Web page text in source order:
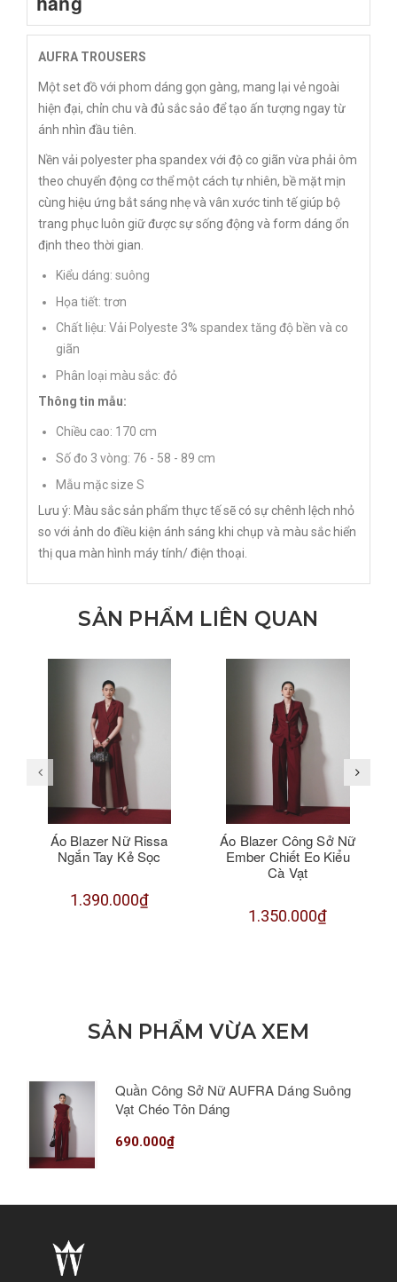
AUFRA TROUSERS
Một set đồ với phom dáng gọn gàng, mang lại vẻ ngoài
hiện đại, chỉn chu và đủ sắc sảo để tạo ấn tượng ngay từ
ánh nhìn đầu tiên.
Nền vải polyester pha spandex với độ co giãn vừa phải ôm
theo chuyển động cơ thể một cách tự nhiên, bề mặt mịn
cùng hiệu ứng bắt sáng nhẹ và vân xước tinh tế giúp bộ
trang phục luôn giữ được sự sống động và form dáng ổn
định theo thời gian.
Kiểu dáng: suông
Họa tiết: trơn
Chất liệu: Vải Polyeste 3% spandex tăng độ bền và co
giãn
Phân loại màu sắc: đỏ
Thông tin mẫu:
Chiều cao: 170 cm
Số đo 3 vòng: 76 - 58 - 89 cm
Mẫu mặc size S
Lưu ý: Màu sắc sản phẩm thực tế sẽ có sự chênh lệch nhỏ
so với ảnh do điều kiện ánh sáng khi chụp và màu sắc hiển
thị qua màn hình máy tính/ điện thoại.
SẢN PHẨM LIÊN QUAN
Áo Blazer Nữ Rissa
Ngắn Tay Kẻ Sọc
1.390.000₫
Áo Blazer Công Sở Nữ
Ember Chiết Eo Kiểu
Cà Vạt
1.350.000₫
SẢN PHẨM VỪA XEM
Quần Công Sở Nữ AUFRA Dáng Suông
Vạt Chéo Tôn Dáng
690.000₫